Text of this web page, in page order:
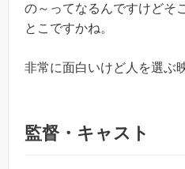
の～ってなるんですけどそ
とこですかね。
非常に面白いけど人を選ぶ
監督・キャスト